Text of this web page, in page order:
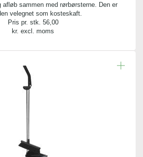
afløb sammen med rørbørsterne. Den er
velegnet som kosteskaft.
Pris pr. stk. 56,00
kr. excl. moms